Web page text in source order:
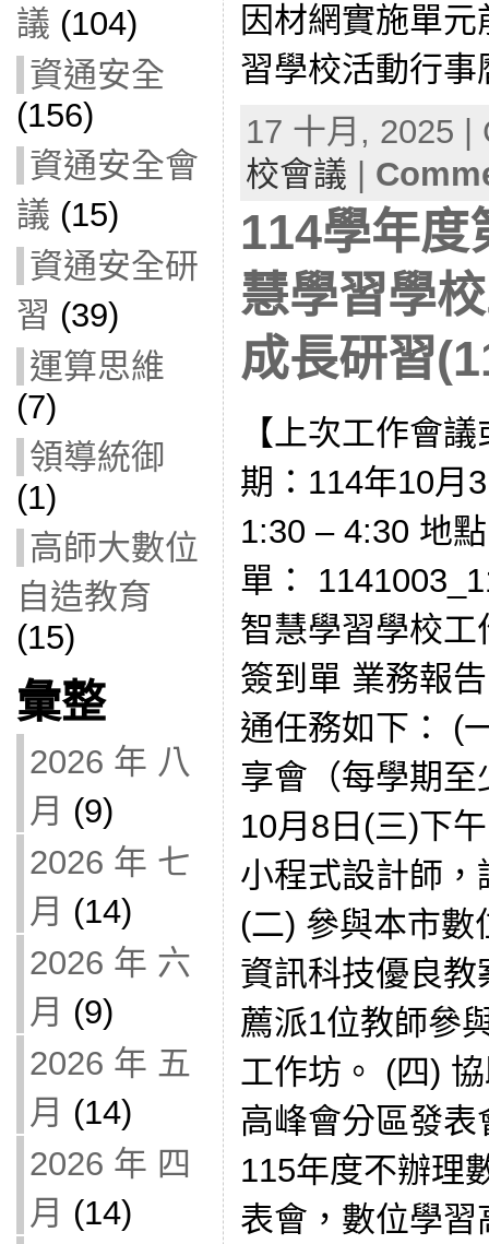
議 (104)
資通安全
(156)
資通安全會
議 (15)
資通安全研
習 (39)
運算思維
(7)
領導統御
(1)
高師大數位
自造教育
(15)
彙整
2026 年 八
月 (9)
2026 年 七
月 (14)
2026 年 六
月 (9)
2026 年 五
月 (14)
2026 年 四
月 (14)
因材網實施單
習學校活動行事
17 十月, 2025
校會議
114學年度
慧學習學
成長研習
【上次工作會
期：114年10月
1:30 – 4:30 地
單：
智慧學習學校
簽到單 業務報
通任務如下： (
享會（每學期
10月8日(三)下
小程式設計師
(二) 參與本市數
資訊科技優良
薦派1位教師參
工作坊。 (四)
高峰會分區發
115年度不辦理
表會，數位學